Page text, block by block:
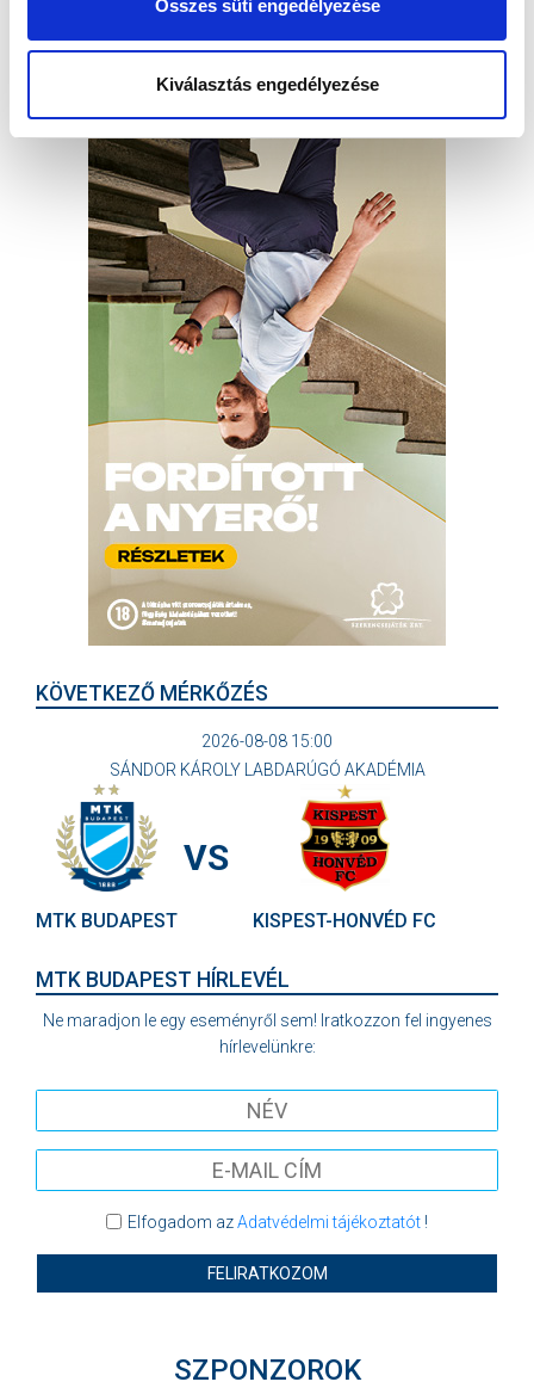
Összes süti engedélyezése
Kiválasztás engedélyezése
KÖVETKEZŐ MÉRKŐZÉS
2026-08-08 15:00
SÁNDOR KÁROLY LABDARÚGÓ AKADÉMIA
MTK BUDAPEST
VS
KISPEST-HONVÉD FC
MTK BUDAPEST HÍRLEVÉL
Ne maradjon le egy eseményről sem! Iratkozzon fel ingyenes
hírlevelünkre:
Elfogadom azAdatvédelmi tájékoztatót!
FELIRATKOZOM
SZPONZOROK